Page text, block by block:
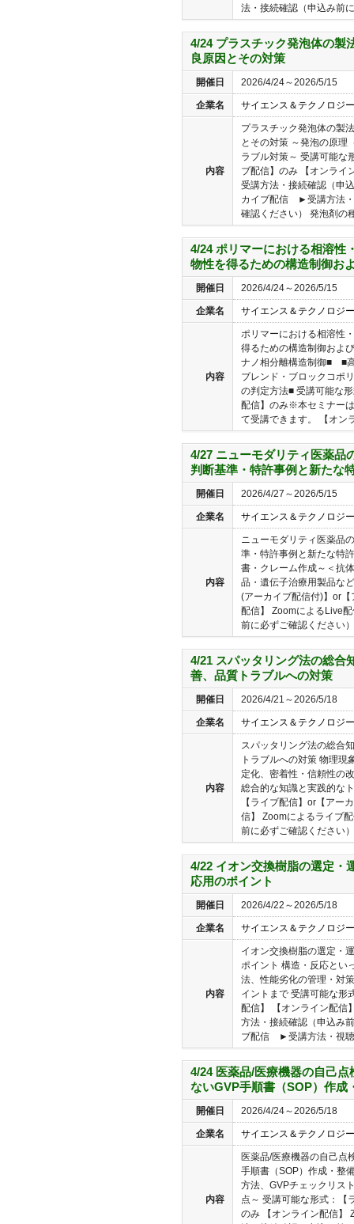
法・接続確認（申込み前
4/24 プラスチック発泡体の製
良原因とその対策
開催日 2026/4/24～2026/5/15
企業名 サイエンス＆テクノロジ
内容
プラスチック発泡体の製
とその対策 ～発泡の原理
ラブル対策～ 受講可能な
ブ配信】のみ 【オンラ
受講方法・接続確認（申
カイブ配信 ►受講方法・
確認ください） 発泡剤の
4/24 ポリマーにおける相溶性
物性を得るための構造制御お
開催日 2026/4/24～2026/5/15
企業名 サイエンス＆テクノロジ
内容
ポリマーにおける相溶性
得るための構造制御およ
ナノ相分離構造制御■ ■
ブレンド・ブロックコポ
の判定方法■ 受講可能な
配信】のみ※本セミナー
て受講できます。 【オン
4/27 ニューモダリティ医薬品
判断基準・特許事例と新たな
開催日 2026/4/27～2026/5/15
企業名 サイエンス＆テクノロジ
内容
ニューモダリティ医薬品
準・特許事例と新たな特
書・クレーム作成～＜抗
品・遺伝子治療用製品な
(アーカイブ配信付)】or
配信】 ZoomによるLive
前に必ずご確認ください
4/21 スパッタリング法の総合
善、品質トラブルへの対策
開催日 2026/4/21～2026/5/18
企業名 サイエンス＆テクノロジ
内容
スパッタリング法の総合
トラブルへの対策 物理現
定化、密着性・信頼性の
総合的な知識と実践的な
【ライブ配信】or【アー
信】 Zoomによるライブ
前に必ずご確認ください
4/22 イオン交換樹脂の選定・
応用のポイント
開催日 2026/4/22～2026/5/18
企業名 サイエンス＆テクノロジ
内容
イオン交換樹脂の選定・
ポイント 構造・反応とい
法、性能劣化の管理・対
イントまで 受講可能な形
配信】 【オンライン配
方法・接続確認（申込み
ブ配信 ►受講方法・視聴
4/24 医薬品/医療機器の自己
ないGVP手順書（SOP）作成
開催日 2026/4/24～2026/5/18
企業名 サイエンス＆テクノロジ
内容
医薬品/医療機器の自己点
手順書（SOP）作成・整
方法、GVPチェックリス
点～ 受講可能な形式：【
のみ 【オンライン配信